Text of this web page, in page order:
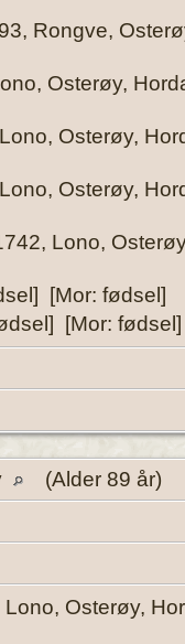
Rongve,
Osterøy,
Osterøy,
Osterøy,
Lono,
[Mor: fødsel]
[Mor: fødsel]
(Alder 89 år)
Lono, Osterøy,